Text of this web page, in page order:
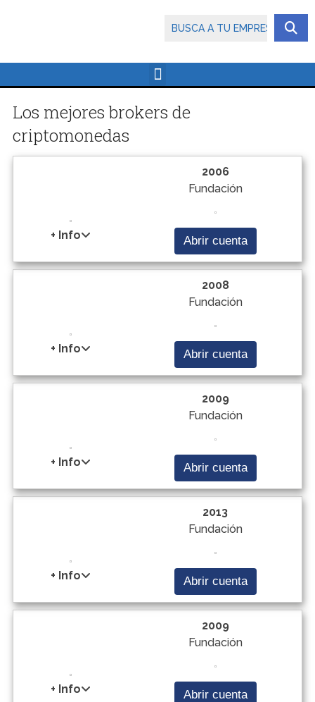
Los mejores brokers de
criptomonedas
+ Info
2006
Fundación
Abrir cuenta
+ Info
2008
Fundación
Abrir cuenta
+ Info
2009
Fundación
Abrir cuenta
+ Info
2013
Fundación
Abrir cuenta
+ Info
2009
Fundación
Abrir cuenta